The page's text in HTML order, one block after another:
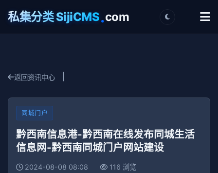
私集分类 SijiCMS.com
返回资讯中心
同城门户
黔西南信息港-黔西南在线发布同城生活
信息网-黔西南同城门户网站建设
2024-08-08 08:08 116 浏览